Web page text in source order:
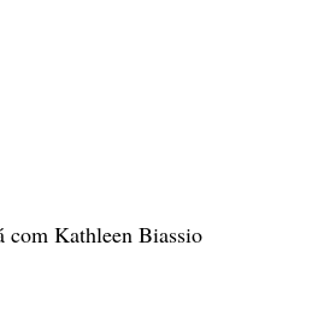
com Kathleen Biassio